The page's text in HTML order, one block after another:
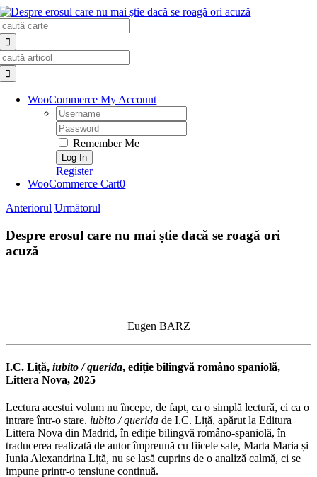
Skip
to
content
WooCommerce My Account
Username:
Password:
Remember Me
Register
WooCommerce Cart0
Anteriorul Următorul
Despre erosul care nu mai știe dacă se roagă ori
acuză
Eugen BARZ
I.C. Liță, iubito / querida, ediție bilingvă româno spaniolă,
Littera Nova, 2025
Lectura acestui volum nu începe, de fapt, ca o simplă lectură, ci ca o
intrare într-o stare. iubito / querida de I.C. Liță, apărut la Editura
Littera Nova din Madrid, în ediție bilingvă româno-spaniolă, în
traducerea realizată de autor împreună cu fiicele sale, Marta Maria și
Iunia Alexandrina Liță, nu se lasă cuprins de o analiză calmă, ci se
impune printr-o tensiune continuă.